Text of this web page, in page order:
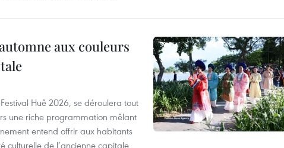
aux couleurs
Huê 2026, se déroulera tout
une riche programmation mêlant
entend offrir aux habitants
culturelle de l’ancienne capitale